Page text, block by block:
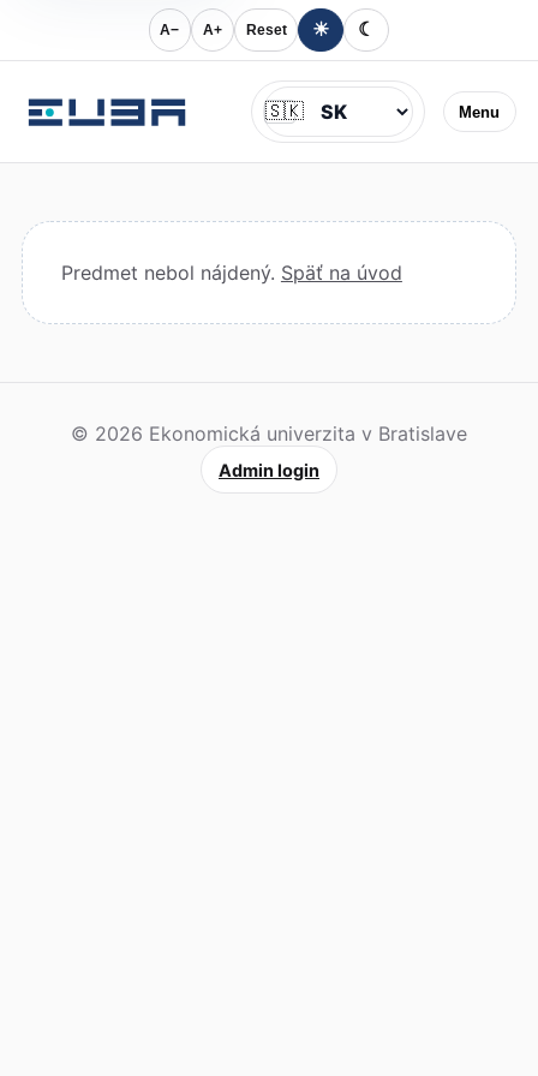
A− A+ Reset ☀ ☾
Menu
Jazyk
🇸🇰
Predmet nebol nájdený. Späť na úvod
© 2026 Ekonomická univerzita v Bratislave
Admin login